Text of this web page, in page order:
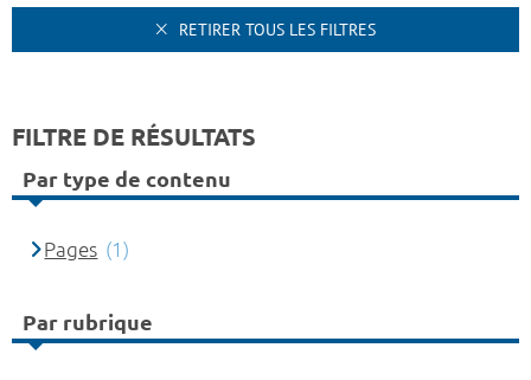
RETIRER TOUS LES FILTRES
FILTRE DE RÉSULTATS
Par type de contenu
Pages (1)
Par rubrique